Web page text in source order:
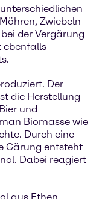
Zwiebeln
der Vergärung
ebenfalls
Der
die Herstellung
und
Biomasse wie
Durch eine
Gärung entsteht
Dabei reagiert